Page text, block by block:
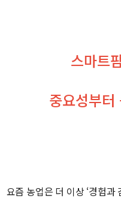
스마트
중요성부
요즘 농업은 더 이상 ‘경험과